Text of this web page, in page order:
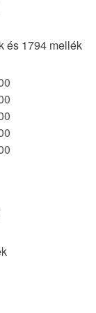
és 1794 mellék